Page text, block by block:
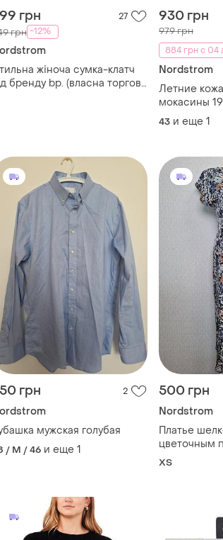
грн 27
грн -12%
жіноча сумка-клатч
бренду bp. (власна торгова
930 грн
979 грн
884 грн с 04
Nordstrom
Летние
мокасины
— размер 43
43 и еще 1
грн 2
мужская голубая
/ M / 46 и еще 1
500 грн
Nordstrom
Платье
цветочным
nordstrom
ХS